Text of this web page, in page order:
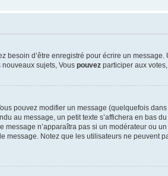
besoin d’être enregistré pour écrire un message.
nouveaux sujets, Vous pouvez participer aux
pouvez modifier un message (quelquefois
au message, un petit texte s’affichera en bas
message n’apparaîtra pas si un modérateur ou un
message. Notez que les utilisateurs ne peuvent